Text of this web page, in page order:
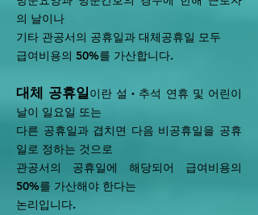
의 날이나
기타 관공서의 공휴일과 대체공휴일 모두
급여비용의 50%를 가산합니다.
대체 공휴일이란 설‧추석 연휴 및 어린이
날이 일요일 또는
다른 공휴일과 겹치면 다음 비공휴일을 공휴
일로 정하는 것으로
관공서의 공휴일에 해당되어 급여비용의
50%를 가산해야 한다는
논리입니다.